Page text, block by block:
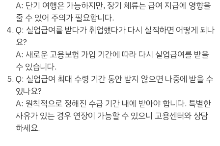
A: 단기 여행은 가능하지만, 장기 체류는 급여 지급에 영향을
줄 수 있어 주의가 필요합니다.
Q: 실업급여를 받다가 취업했다가 다시 실직하면 어떻게 되나
요?
A: 새로운 고용보험 가입 기간에 따라 다시 실업급여를 받을
수 있습니다.
Q: 실업급여 최대 수령 기간 동안 받지 않으면 나중에 받을 수
있나요?
A: 원칙적으로 정해진 수급 기간 내에 받아야 합니다. 특별한
사유가 있는 경우 연장이 가능할 수 있으니 고용센터와 상담
하세요.